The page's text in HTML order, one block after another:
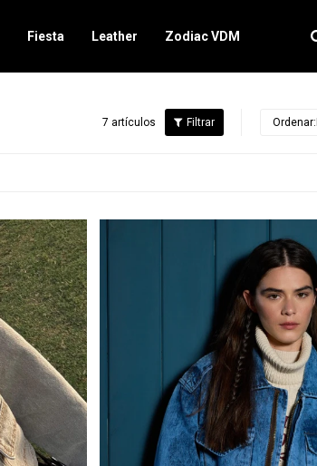
Fiesta Leather Zodiac VDM
7 artículos